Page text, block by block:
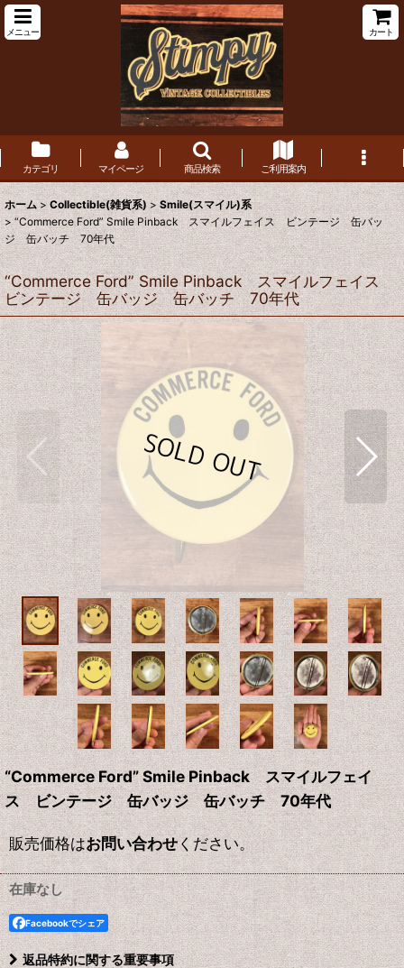
メニュー カート
カテゴリ マイページ 商品検索 ご利用案内
ホーム > Collectible(雑貨系) > Smile(スマイル)系
> “Commerce Ford” Smile Pinback スマイルフェイス ビンテージ 缶バッ
ジ 缶バッチ 70年代
“Commerce Ford” Smile Pinback スマイルフェイス
ビンテージ 缶バッジ 缶バッチ 70年代
“Commerce Ford” Smile Pinback スマイルフェイ
ス ビンテージ 缶バッジ 缶バッチ 70年代
販売価格はお問い合わせください。
在庫なし
Facebookでシェア
返品特約に関する重要事項